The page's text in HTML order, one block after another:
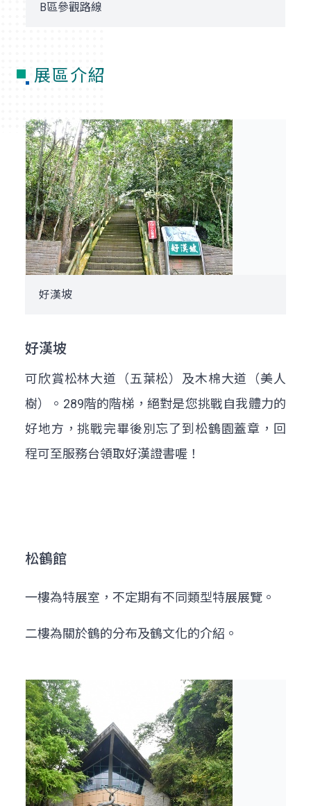
B區參觀路線
展區介紹
好漢坡
好漢坡
可欣賞松林大道（五葉松）及木棉大道（美人
樹）。289階的階梯，絕對是您挑戰自我體力的
好地方，挑戰完畢後別忘了到松鶴園蓋章，回
程可至服務台領取好漢證書喔！
松鶴館
一樓為特展室，不定期有不同類型特展展覽。
二樓為關於鶴的分布及鶴文化的介紹。